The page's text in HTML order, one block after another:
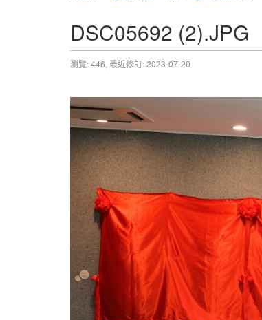
DSC05692 (2).JPG
瀏覽: 446, 最近修訂: 2023-07-20